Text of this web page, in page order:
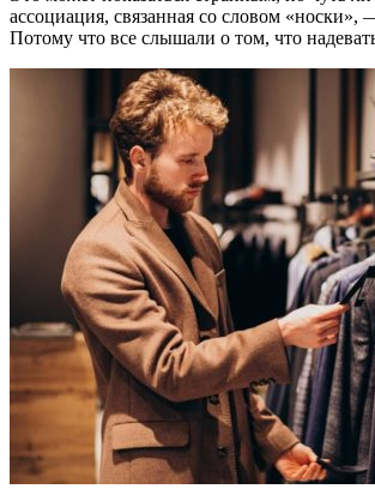
ассоциация, связанная со словом «носки»,
Потому что все слышали о том, что